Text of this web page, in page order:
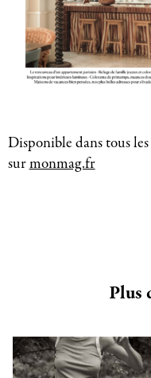
Disponible dans tous
surmonmag.fr
Plus